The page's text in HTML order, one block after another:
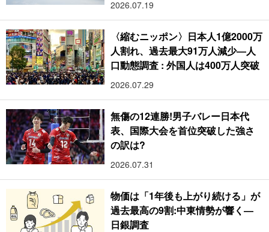
2026.07.19
〈縮むニッポン〉日本人1億2000万
人割れ、過去最大91万人減少―人
口動態調査 : 外国人は400万人突破
2026.07.29
無傷の12連勝!男子バレー日本代
表、国際大会を首位突破した強さ
の訳は?
2026.07.31
物価は「1年後も上がり続ける」が
過去最高の9割:中東情勢が響く―
日銀調査